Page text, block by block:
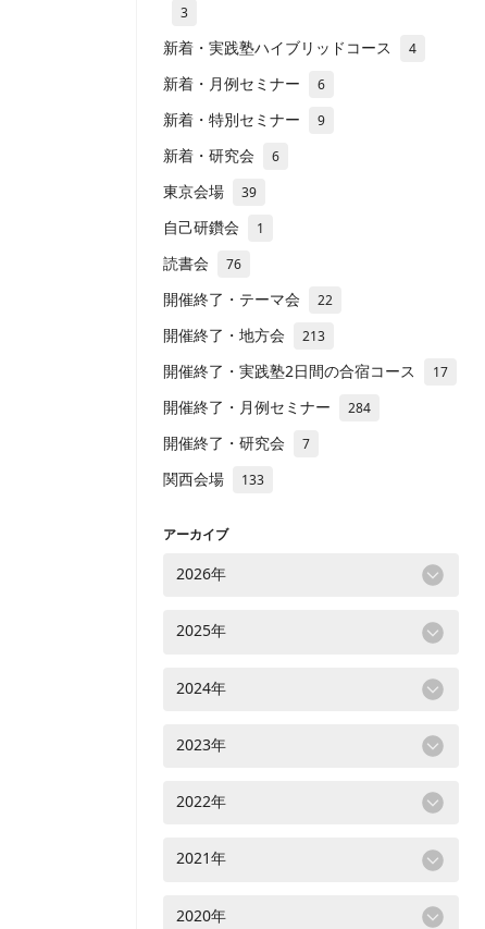
3
新着・実践塾ハイブリッドコース 4
新着・月例セミナー 6
新着・特別セミナー 9
新着・研究会 6
東京会場 39
自己研鑽会 1
読書会 76
開催終了・テーマ会 22
開催終了・地方会 213
開催終了・実践塾2日間の合宿コース 17
開催終了・月例セミナー 284
開催終了・研究会 7
関西会場 133
アーカイブ
2026年
2025年
2024年
2023年
2022年
2021年
2020年